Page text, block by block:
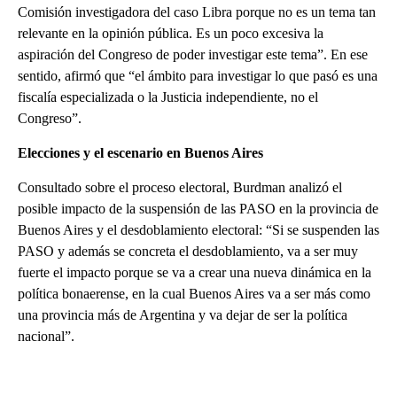
Comisión investigadora del caso Libra porque no es un tema tan
relevante en la opinión pública. Es un poco excesiva la
aspiración del Congreso de poder investigar este tema”. En ese
sentido, afirmó que “el ámbito para investigar lo que pasó es una
fiscalía especializada o la Justicia independiente, no el
Congreso”.
Elecciones y el escenario en Buenos Aires
Consultado sobre el proceso electoral, Burdman analizó el
posible impacto de la suspensión de las PASO en la provincia de
Buenos Aires y el desdoblamiento electoral: “Si se suspenden las
PASO y además se concreta el desdoblamiento, va a ser muy
fuerte el impacto porque se va a crear una nueva dinámica en la
política bonaerense, en la cual Buenos Aires va a ser más como
una provincia más de Argentina y va dejar de ser la política
nacional”.